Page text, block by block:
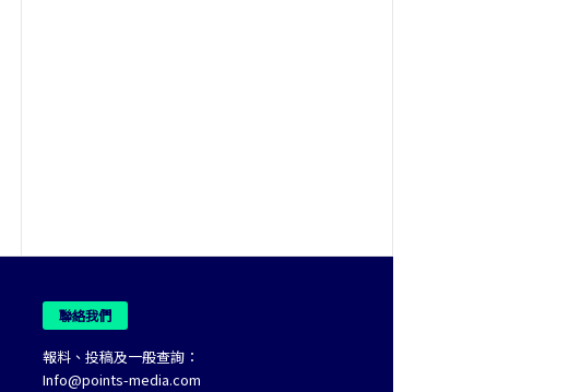
聯絡我們
報料、投稿及一般查詢：
Info@points-media.com